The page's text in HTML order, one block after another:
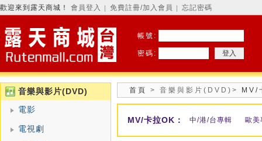
歡迎來到露天商城！ 會員登入 免費註冊/加入會員 忘記密碼
帳號:
密碼:
音樂與影片(DVD)
電影
電視劇
首頁 > 音樂與影片(DVD) > MV/
MV/卡拉OK： 中/港/台專輯 歐